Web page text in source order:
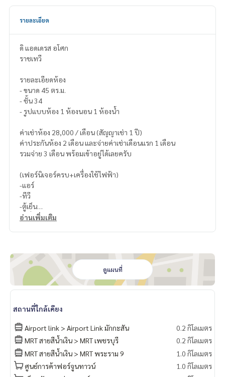
รายละเอียด
ดิ แอดเดรส อโศก
ราชเทวี
รายละเอียดห้อง
- ขนาด 45 ตร.ม.
- ชั้น 34
- รูปแบบห้อง 1 ห้องนอน 1 ห้องน้ำ
ค่าเช่าห้อง 28,000 / เดือน (สัญญาเช่า 1 ปี)
ค่าประกันห้อง 2 เดือน และจ่ายค่าเช่าเดือนแรก 1 เดือน
รวมจ่าย 3 เดือน พร้อมเข้าอยู่ได้เลยครับ
(เฟอร์นิเจอร์ครบ+เครื่องใช้ไฟฟ้า)
-แอร์
-ทีวี
-ตู้เย็น
-เครื่องซักผ้า
อ่านเพิ่มเติม
ดูแผนที่
สถานที่ใกล้เคียง
Airport link > Airport Link มักกะสัน
0.2 กิโลเมตร
MRT สายสีน้ำเงิน > MRT เพชรบุรี
0.2 กิโลเมตร
MRT สายสีน้ำเงิน > MRT พระราม 9
1.0 กิโลเมตร
ศูนย์การค้าฟอร์จูนทาวน์
1.0 กิโลเมตร